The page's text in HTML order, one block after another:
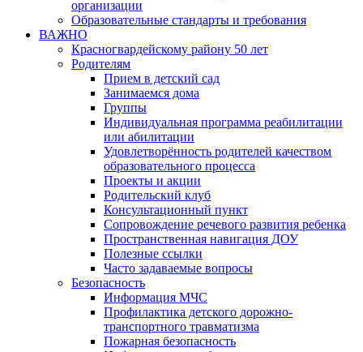
организации
Образовательные стандарты и требования
ВАЖНО
Красногвардейскому району 50 лет
Родителям
Прием в детский сад
Занимаемся дома
Группы
Индивидуальная программа реабилитации
или абилитации
Удовлетворённость родителей качеством
образовательного процесса
Проекты и акции
Родительский клуб
Консультационный пункт
Сопровождение речевого развития ребенка
Пространственная навигация ДОУ
Полезные ссылки
Часто задаваемые вопросы
Безопасность
Информация МЧС
Профилактика детского дорожно-
транспортного травматизма
Пожарная безопасность